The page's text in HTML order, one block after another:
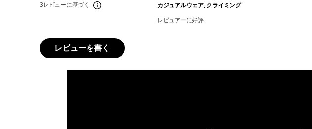
3レビューに基づく
カジュアルウェア, クライミング
レビュアーに好評
レビューを書く